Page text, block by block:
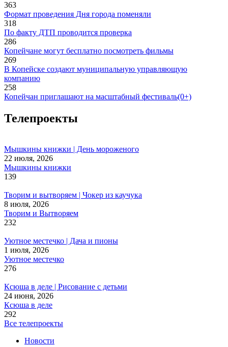
363
Формат проведения Дня города поменяли
318
По факту ДТП проводится проверка
286
Копейчане могут бесплатно посмотреть фильмы
269
В Копейске создают муниципальную управляющую
компанию
258
Копейчан приглашают на масштабный фестиваль(0+)
Телепроекты
Мышкины книжки | День мороженого
22 июля, 2026
Мышкины книжки
139
Творим и вытворяем | Чокер из каучука
8 июля, 2026
Творим и Вытворяем
232
Уютное местечко | Дача и пионы
1 июля, 2026
Уютное местечко
276
Ксюша в деле | Рисование с детьми
24 июня, 2026
Ксюша в деле
292
Все телепроекты
Новости